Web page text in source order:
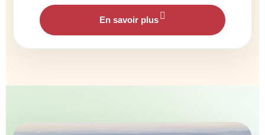
En savoir plus